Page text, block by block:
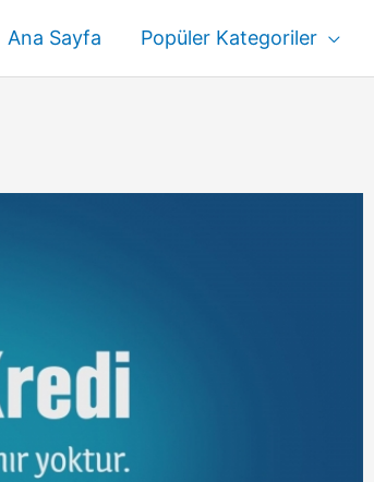
Ana Sayfa Popüler Kategoriler